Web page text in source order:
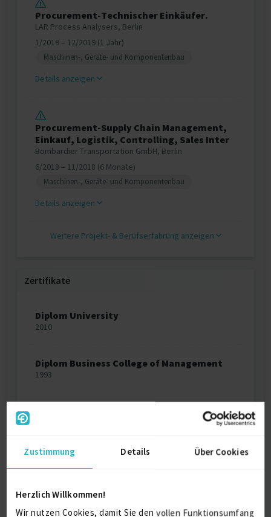
Zustimmung Details Über Cookies
Herzlich Willkommen!
Wir nutzen Cookies, damit Sie den vollen Funktionsumfang
Procurement-Technischer Einkäufer.
LAR Process Analysers, Berlin
1/2019 – 12/2019 (1 Jahr)
Maschinen-, Geräte- und Komponentenbau
Details anzeigen
Procurement-Supply Chain Management,
Einkauf, Logistik, Controlling, Sales Inter
Bombardier Transportation GmbH, Berlin
6/2018 – 11/2018 (6 Monate)
Maschinen-, Geräte- und Komponentenbau
Details anzeigen
Weitere Projekt‐ & Berufserfahrung anzeigen
Zertifikate
Diplom University
2010
Diplom Business College of Management
1993
Ausbildung
2010
Kiev, Ukraine